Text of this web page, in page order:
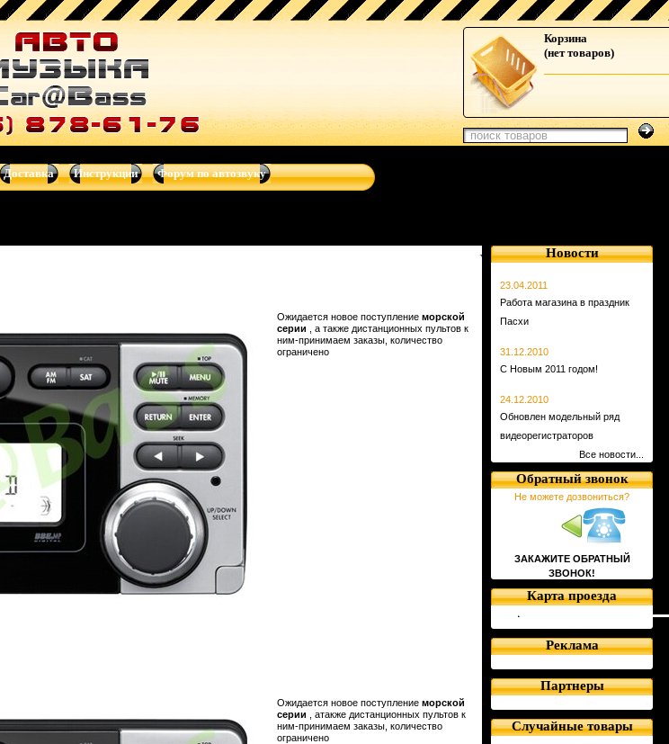
dvd-магнитолы, навигационные системы от Clarion, Mystery, Kicker, Prology, Audio Art, Art
Корзина
(нет товаров)
Доставка Инструкции Форум по автозвуку
Ожидается новое поступление морской
серии , а также дистанционных пультов к
ним-принимаем заказы, количество
ограничено
Ожидается новое поступление морской
серии , атакже дистанционных пультов к
ним-принимаем заказы, количество
ограничено
Новости
23.04.2011
Работа магазина в праздник
Пасхи
31.12.2010
С Новым 2011 годом!
24.12.2010
Обновлен модельный ряд
видеорегистраторов
Все новости...
Обратный звонок
Не можете дозвониться?
ЗАКАЖИТЕ ОБРАТНЫЙ
ЗВОНОК!
Карта проезда
Реклама
Партнеры
Случайные товары